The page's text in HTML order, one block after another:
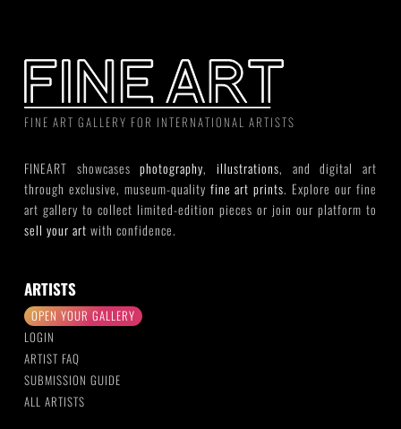
FINE ART GALLERY FOR INTERNATIONAL ARTISTS
FINEART showcasesphotography,illustrations, and digital art
through exclusive, museum-quality fine art prints. Explore our fine
art gallery to collect limited-edition pieces or join our platform to
sell your art with confidence.
ARTISTS
OPEN YOUR GALLERY
LOGIN
ARTIST FAQ
SUBMISSION GUIDE
ALL ARTISTS